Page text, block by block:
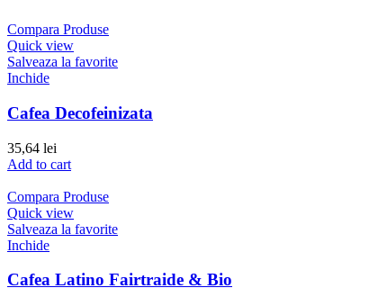
Compara Produse
Quick view
Salveaza la favorite
Inchide
Cafea Decofeinizata
35,64 lei
Add to cart
Compara Produse
Quick view
Salveaza la favorite
Inchide
Cafea Latino Fairtraide & Bio